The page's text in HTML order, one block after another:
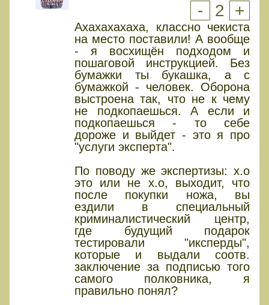
- 2 +
Ахахахахаха, классно чекиста
на место поставили! А вообще
- я восхищён подходом и
пошаговой инструкцией. Без
бумажки ты букашка, а с
бумажкой - человек. Оборона
выстроена так, что не к чему
не подкопаешься. А если и
подкопаешься - то себе
дороже и выйдет - это я про
"услуги эксперта".
По поводу же экспертизы: х.о
это или не х.о, выходит, что
после покупки ножа, вы
ездили в специальный
криминалистический центр,
где будущий подарок
тестировали "иксперды",
которые и выдали соотв.
заключение за подписью того
самого полковника, я
правильно понял?